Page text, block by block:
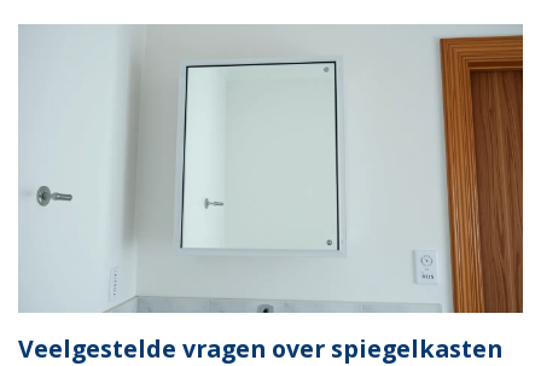
Veelgestelde vragen over spiegelkasten